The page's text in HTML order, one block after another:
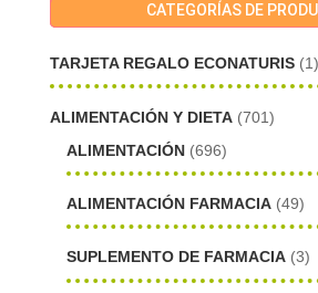
CATEGORÍAS DE
TARJETA REGALO ECONATURIS (1)
ALIMENTACIÓN Y DIETA (701)
ALIMENTACIÓN (696)
ALIMENTACIÓN FARMACIA (49)
SUPLEMENTO DE FARMACIA (3)